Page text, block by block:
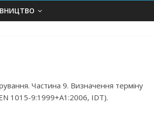
Частина 9. Визначення терміну
1015-9:1999+А1:2006, IDT).